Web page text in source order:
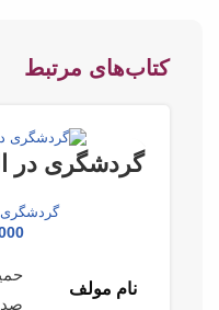
کتاب‌های مرتبط
گردشگری در
گردشگری
نام مولف